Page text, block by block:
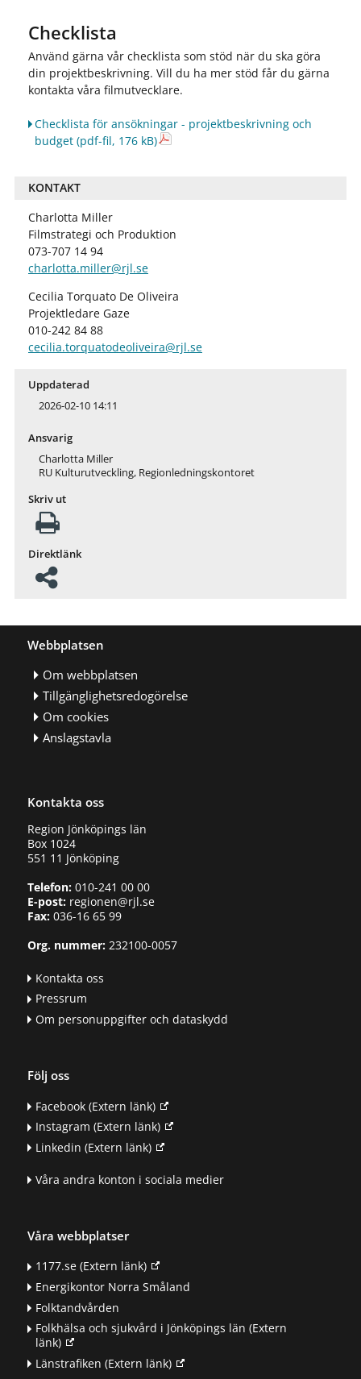
Checklista
Använd gärna vår checklista som stöd när du ska göra
din projektbeskrivning. Vill du ha mer stöd får du gärna
kontakta våra filmutvecklare.
Checklista för ansökningar - projektbeskrivning och
budget(pdf-fil, 176 kB)
KONTAKT
Charlotta Miller
Filmstrategi och Produktion
073-707 14 94
charlotta.miller@rjl.se
Cecilia Torquato De Oliveira
Projektledare Gaze
010-242 84 88
cecilia.torquatodeoliveira@rjl.se
Uppdaterad
2026-02-10 14:11
Ansvarig
Charlotta Miller
RU Kulturutveckling, Regionledningskontoret
Skriv ut
Direktlänk
Webbplatsen
Om webbplatsen
Tillgänglighetsredogörelse
Om cookies
Anslagstavla
Kontakta oss
Region Jönköpings län
Box 1024
551 11 Jönköping
Telefon:010-241 00 00
E-post:regionen@rjl.se
Fax: 036-16 65 99
Org. nummer:232100-0057
Kontakta oss
Pressrum
Om personuppgifter och dataskydd
Följ oss
Facebook(Extern länk)
Instagram (Extern länk)
Linkedin (Extern länk)
Våra andra konton i sociala medier
Våra webbplatser
1177.se(Extern länk)
Energikontor Norra Småland
Folktandvården
Folkhälsa och sjukvård i Jönköpings län (Extern
länk)
Länstrafiken (Extern länk)